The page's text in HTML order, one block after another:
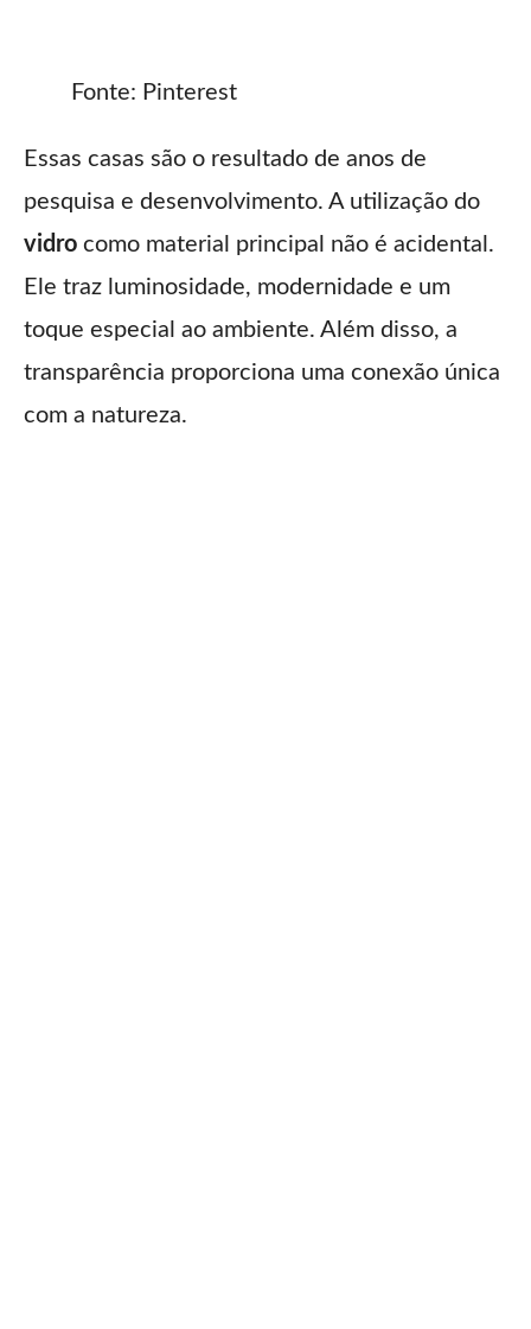
Fonte: Pinterest
Essas casas são o resultado de anos de
pesquisa e desenvolvimento. A utilização do
vidro como material principal não é acidental.
Ele traz luminosidade, modernidade e um
toque especial ao ambiente. Além disso, a
transparência proporciona uma conexão única
com a natureza.